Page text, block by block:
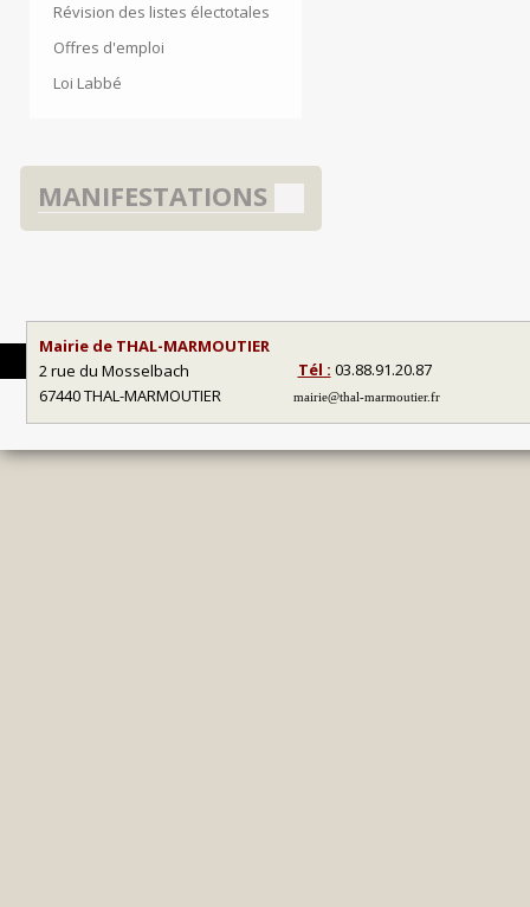
Révision des listes électotales
Offres d'emploi
Loi Labbé
MANIFESTATIONS
Mairie de THAL-MARMOUTIER
2 rue du Mosselbach
67440 THAL-MARMOUTIER
Tél : 03.88.91.20.87
mairie@thal-marmoutier.fr